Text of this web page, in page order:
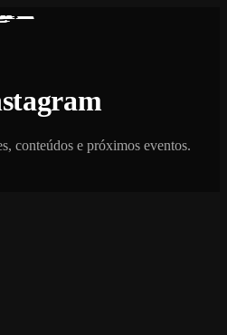
conteúdos e próximos eventos.